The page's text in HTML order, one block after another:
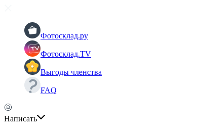
Фотосклад.ру
Фотосклад.TV
Выгоды членства
FAQ
Написать